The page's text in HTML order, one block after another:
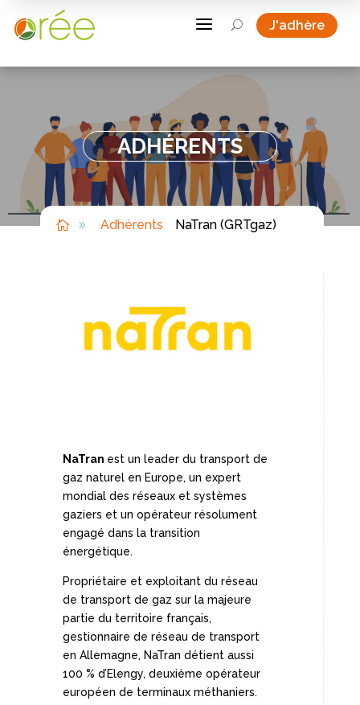
a U J'adhère
ADHÉRENTS
 9 Adhérents NaTran (GRTgaz)
NaTran est un leader du transport de
gaz naturel en Europe, un expert
mondial des réseaux et systèmes
gaziers et un opérateur résolument
engagé dans la transition
énergétique.
Propriétaire et exploitant du réseau
de transport de gaz sur la majeure
partie du territoire français,
gestionnaire de réseau de transport
en Allemagne, NaTran détient aussi
100 % d’Elengy, deuxième opérateur
européen de terminaux méthaniers.